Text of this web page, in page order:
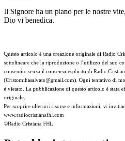
Il Signore ha un piano per le nostre
Dio vi benedica.
Questo articolo è una creazione originale di Radio
sottolineare che la riproduzione o l’utilizzo del suo
consentito senza il consenso esplicito di Radio
(Cristomihasalvato@gmail.com). Ogni tentativo di
è vietato. La pubblicazione di questo articolo è stata
originale.
Per scoprire ulteriori risorse e informazioni, vi
www.radiocristianafhl.com
©Radio Cristiana FHL